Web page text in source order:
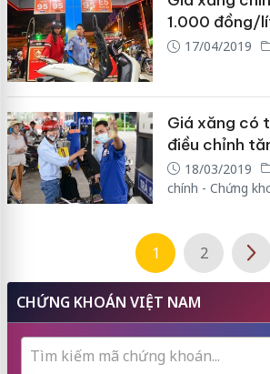
1.000 đồng/
17/04/2019
Giá xăng có
điều chỉnh
18/03/2019
chính - Chứng
1 2
CHỨNG KHOÁN VIỆT NAM
Tìm kiếm mã chứng khoán...